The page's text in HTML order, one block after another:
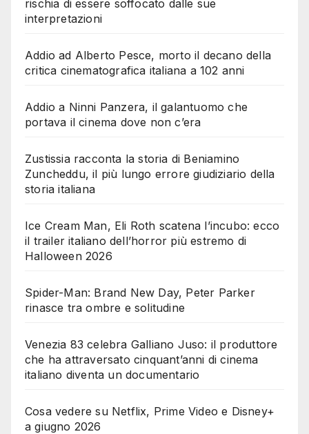
rischia di essere soffocato dalle sue
interpretazioni
Addio ad Alberto Pesce, morto il decano della
critica cinematografica italiana a 102 anni
Addio a Ninni Panzera, il galantuomo che
portava il cinema dove non c’era
Zustissia racconta la storia di Beniamino
Zuncheddu, il più lungo errore giudiziario della
storia italiana
Ice Cream Man, Eli Roth scatena l’incubo: ecco
il trailer italiano dell’horror più estremo di
Halloween 2026
Spider-Man: Brand New Day, Peter Parker
rinasce tra ombre e solitudine
Venezia 83 celebra Galliano Juso: il produttore
che ha attraversato cinquant’anni di cinema
italiano diventa un documentario
Cosa vedere su Netflix, Prime Video e Disney+
a giugno 2026